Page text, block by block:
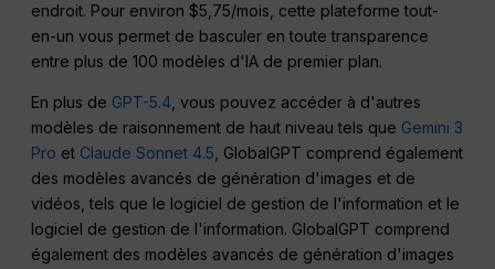
endroit. Pour environ $5,75/mois, cette plateforme tout-
en-un vous permet de basculer en toute transparence
entre plus de 100 modèles d'IA de premier plan.
En plus de GPT-5.4, vous pouvez accéder à d'autres
modèles de raisonnement de haut niveau tels que Gemini 3
Pro et Claude Sonnet 4.5, GlobalGPT comprend également
des modèles avancés de génération d'images et de
vidéos, tels que le logiciel de gestion de l'information et le
logiciel de gestion de l'information. GlobalGPT comprend
également des modèles avancés de génération d'images